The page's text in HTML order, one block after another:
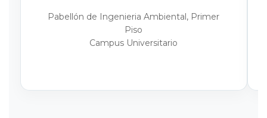
Pabellón de Ingenieria Ambiental, Primer
Piso
Campus Universitario